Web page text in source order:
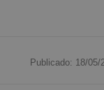
Publicado: 18/05/